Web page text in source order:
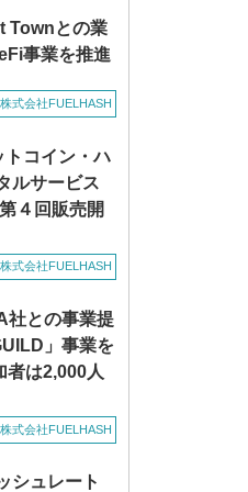
Town​​との業
事業を推進
株式会社FUELHASH
コイン・ハ
ルサービス
４回販売開
株式会社FUELHASH
社との事業提
」事業を
は2,000人
株式会社FUELHASH
シュレート